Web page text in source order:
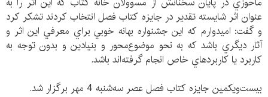
عنوان اثر شايسته تقدير در جايزه كتاب فصل انتخاب كردند تشكر كرد
و گفت: اميدوارم كه اين جشنواره بهانه خوبي براي معرفي اين اثر و
آثار ديگري باشد كه به نحو موضوع‌محور و بنيادين و بدون توجه به
كاربرد يا كاربردهاي خاص انجام گرفته‌اند باشد.
بيست‌ويكمين جايزه كتاب فصل عصر سه‌شنبه 4 مهر برگزار شد.